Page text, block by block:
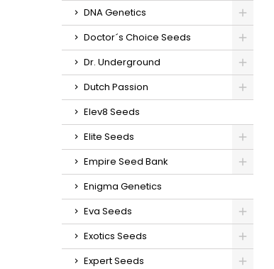
DNA Genetics
Doctor´s Choice Seeds
Dr. Underground
Dutch Passion
Elev8 Seeds
Elite Seeds
Empire Seed Bank
Enigma Genetics
Eva Seeds
Exotics Seeds
Expert Seeds